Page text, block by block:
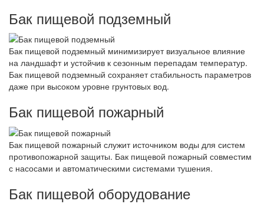
Бак пищевой подземный
Бак пищевой подземный минимизирует визуальное влияние
на ландшафт и устойчив к сезонным перепадам температур.
Бак пищевой подземный сохраняет стабильность параметров
даже при высоком уровне грунтовых вод.
Бак пищевой пожарный
Бак пищевой пожарный служит источником воды для систем
противопожарной защиты. Бак пищевой пожарный совместим
с насосами и автоматическими системами тушения.
Бак пищевой оборудование